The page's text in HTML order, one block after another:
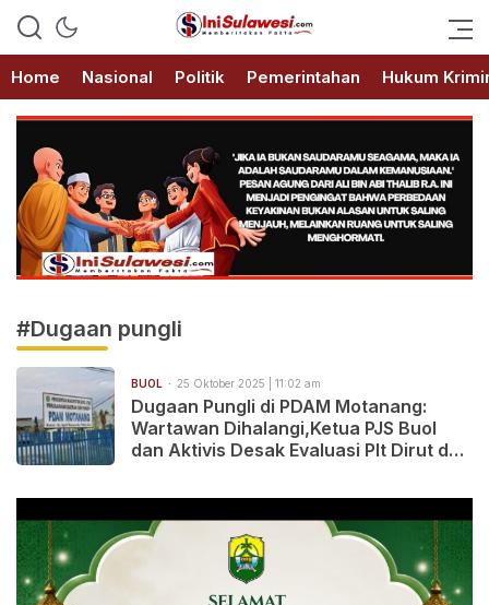
IniSulawesi.com
Memberitakan Fakta
Home
Nasional Politik Pemerintahan Hukum
#Dugaan pungli
BUOL 25 Oktober 2025 | 11:02 am
Dugaan Pungli di PDAM Motanang:
Wartawan Dihalangi,Ketua PJS Buol
dan Aktivis Desak Evaluasi Plt Dirut dan